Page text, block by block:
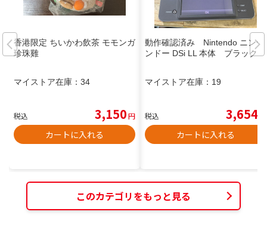
香港限定 ちいかわ飲茶 モモンガ
珍珠雞
マイストア在庫： 34
税込 3,150円
カートに入れる
動作確認済み Nintendo ニンテ
ンドー DSi LL 本体 ブラック
マイストア在庫： 19
税込 3,654
カートに入れる
このカテゴリをもっと見る